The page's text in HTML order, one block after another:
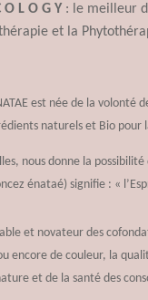
O L O G Y: le meilleur
et la
est née de la
naturels et Bio
nous donne la
énataé) signifie : «
et novateur des
encore de couleur, la
et de la santé des